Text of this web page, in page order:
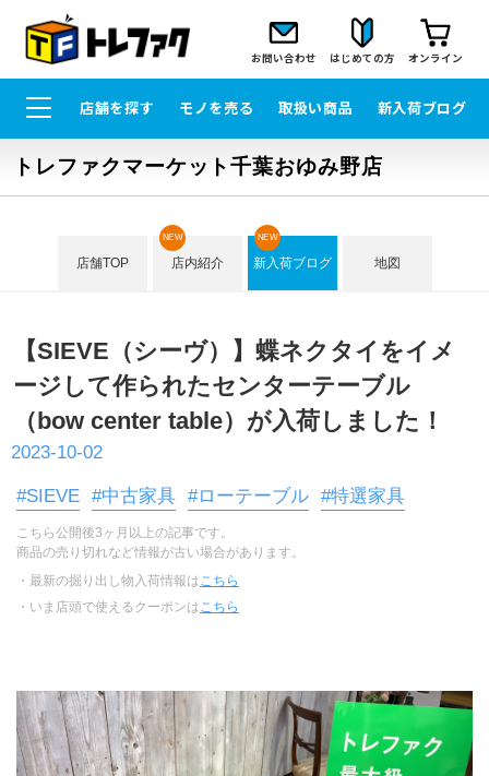
お問い合わせ はじめての方 オンライン
店舗を探す モノを売る 取扱い商品 新入荷ブログ
トレファクマーケット千葉おゆみ野店
店舗TOP 店内紹介
NEW
新入荷ブログ
NEW
地図
【SIEVE（シーヴ）】蝶ネクタイをイメ
ージして作られたセンターテーブル
（bow center table）が入荷しました！
2023-10-02
#SIEVE #中古家具 #ローテーブル #特選家具
こちら公開後3ヶ月以上の記事です。
商品の売り切れなど情報が古い場合があります。
・最新の掘り出し物入荷情報は こちら
・いま店頭で使えるクーポンは こちら